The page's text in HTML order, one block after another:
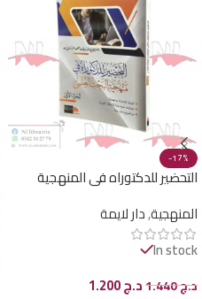
-17%
التحضير للدكتوراه في المنهجية
المنهجية,دار لايمة
In stock
د.ج1.440 د.ج